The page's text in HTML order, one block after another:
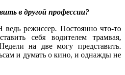
в другой профессии?
режиссер. Постоянно что-то
себя водителем трамвая,
на две могу представить.
и думать о кино, и однажды не